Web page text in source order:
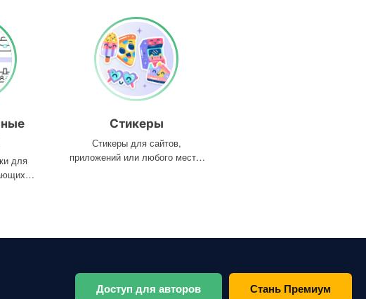
для
Стикеры
Стикеры для сайтов,
приложений или любого места,
Доступ для авторов Стань Премиум